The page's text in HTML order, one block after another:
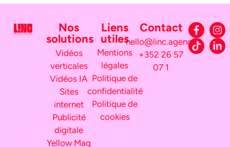
Nos
solutions
Vidéos
verticales
Vidéos IA
Sites
internet
Publicité
digitale
Yellow Mag
Liens
utiles
Mentions
légales
Politique de
confidentialité
Politique de
cookies
Contact
hello@linc.agency
+352 26 57
07 1